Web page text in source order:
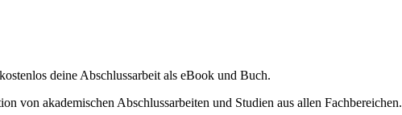
deine Abschlussarbeit als eBook und Buch.
von akademischen Abschlussarbeiten und Studien aus allen Fachbereichen.